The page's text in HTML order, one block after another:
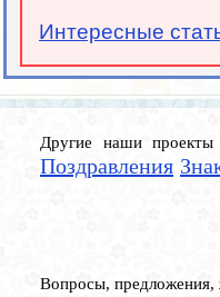
Интересные
Другие наши
Поздравления
Вопросы,